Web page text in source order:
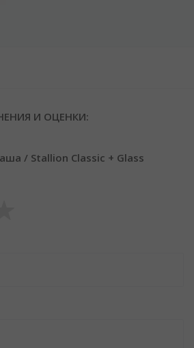
И ОЦЕНКИ:
/ Stallion Classic + Glass